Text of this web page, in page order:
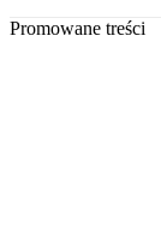
Promowane treści